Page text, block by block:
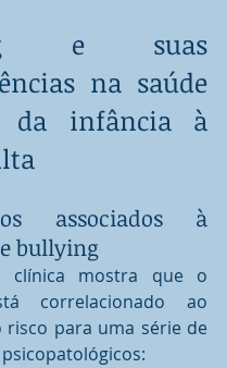
e suas
na saúde
da infância à
associados à
bullying
clínica mostra que o
correlacionado ao
para uma série de